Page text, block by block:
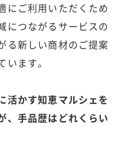
にご利用いただくため
につながるサービスの
る新しい商材のご提案
ます。
かす知恵マルシェを
、手品歴はどれくらい